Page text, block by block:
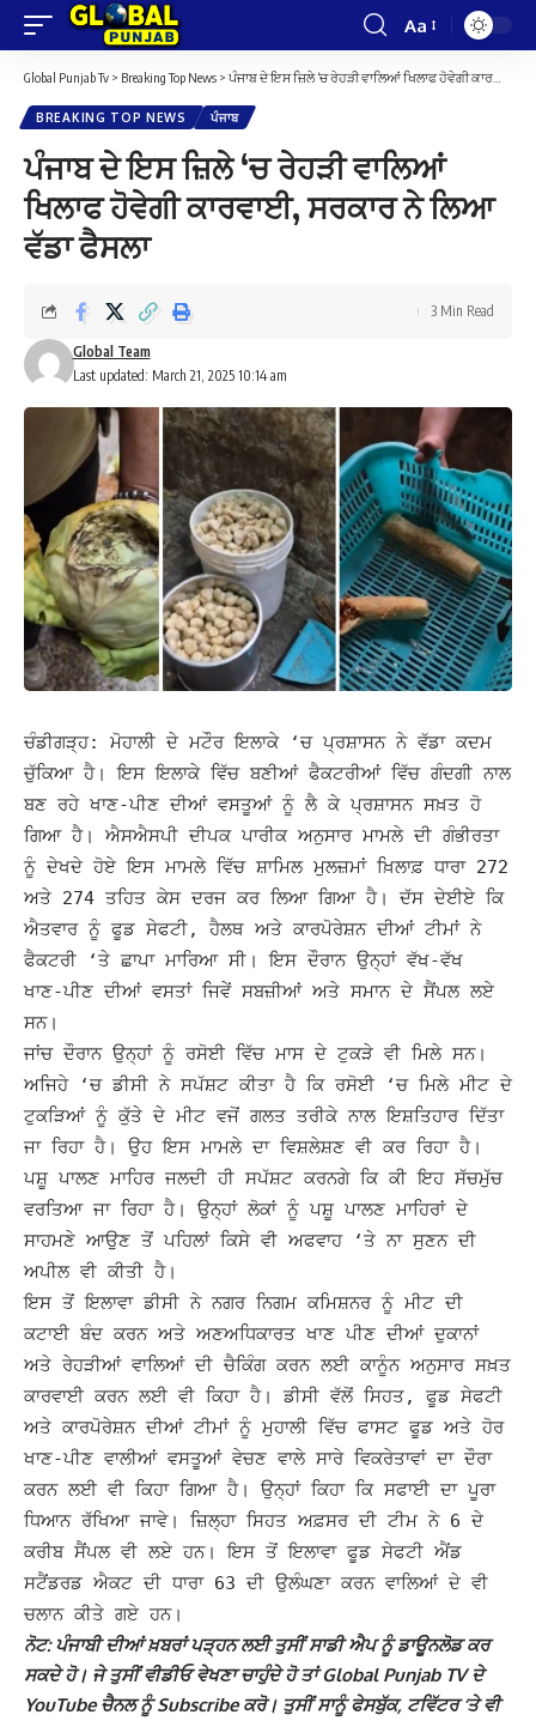
Font
Resizer
Aa
Global Punjab Tv > Breaking Top News > ਪੰਜਾਬ ਦੇ ਇਸ ਜ਼ਿਲੇ ‘ਚ ਰੇਹੜੀ ਵਾਲਿਆਂ ਖਿਲਾਫ ਹੋਵੇਗੀ ਕਾਰਵਾਈ, ਸਰਕਾਰ ਨੇ ਲਿਆ ਵੱਡਾ ਫੈਸਲਾ
BREAKING TOP NEWS ਪੰਜਾਬ
ਪੰਜਾਬ ਦੇ ਇਸ ਜ਼ਿਲੇ ‘ਚ ਰੇਹੜੀ ਵਾਲਿਆਂ
ਖਿਲਾਫ ਹੋਵੇਗੀ ਕਾਰਵਾਈ, ਸਰਕਾਰ ਨੇ ਲਿਆ
ਵੱਡਾ ਫੈਸਲਾ
Last updated: March 21, 2025 10:14 am
Global Team
3 Min Read
ਚੰਡੀਗੜ੍ਹ: ਮੋਹਾਲੀ ਦੇ ਮਟੌਰ ਇਲਾਕੇ ‘ਚ ਪ੍ਰਸ਼ਾਸਨ ਨੇ ਵੱਡਾ ਕਦਮ
ਚੁੱਕਿਆ ਹੈ। ਇਸ ਇਲਾਕੇ ਵਿੱਚ ਬਣੀਆਂ ਫੈਕਟਰੀਆਂ ਵਿੱਚ ਗੰਦਗੀ ਨਾਲ
ਬਣ ਰਹੇ ਖਾਣ-ਪੀਣ ਦੀਆਂ ਵਸਤੂਆਂ ਨੂੰ ਲੈ ਕੇ ਪ੍ਰਸ਼ਾਸਨ ਸਖ਼ਤ ਹੋ
ਗਿਆ ਹੈ। ਐਸਐਸਪੀ ਦੀਪਕ ਪਾਰੀਕ ਅਨੁਸਾਰ ਮਾਮਲੇ ਦੀ ਗੰਭੀਰਤਾ
ਨੂੰ ਦੇਖਦੇ ਹੋਏ ਇਸ ਮਾਮਲੇ ਵਿੱਚ ਸ਼ਾਮਿਲ ਮੁਲਜ਼ਮਾਂ ਖ਼ਿਲਾਫ਼ ਧਾਰਾ 272
ਅਤੇ 274 ਤਹਿਤ ਕੇਸ ਦਰਜ ਕਰ ਲਿਆ ਗਿਆ ਹੈ। ਦੱਸ ਦੇਈਏ ਕਿ
ਐਤਵਾਰ ਨੂੰ ਫੂਡ ਸੇਫਟੀ, ਹੈਲਥ ਅਤੇ ਕਾਰਪੋਰੇਸ਼ਨ ਦੀਆਂ ਟੀਮਾਂ ਨੇ
ਫੈਕਟਰੀ ‘ਤੇ ਛਾਪਾ ਮਾਰਿਆ ਸੀ। ਇਸ ਦੌਰਾਨ ਉਨ੍ਹਾਂ ਵੱਖ-ਵੱਖ
ਖਾਣ-ਪੀਣ ਦੀਆਂ ਵਸਤਾਂ ਜਿਵੇਂ ਸਬਜ਼ੀਆਂ ਅਤੇ ਸਮਾਨ ਦੇ ਸੈਂਪਲ ਲਏ
ਸਨ।
ਜਾਂਚ ਦੌਰਾਨ ਉਨ੍ਹਾਂ ਨੂੰ ਰਸੋਈ ਵਿੱਚ ਮਾਸ ਦੇ ਟੁਕੜੇ ਵੀ ਮਿਲੇ ਸਨ।
ਅਜਿਹੇ ‘ਚ ਡੀਸੀ ਨੇ ਸਪੱਸ਼ਟ ਕੀਤਾ ਹੈ ਕਿ ਰਸੋਈ ‘ਚ ਮਿਲੇ ਮੀਟ ਦੇ
ਟੁਕੜਿਆਂ ਨੂੰ ਕੁੱਤੇ ਦੇ ਮੀਟ ਵਜੋਂ ਗਲਤ ਤਰੀਕੇ ਨਾਲ ਇਸ਼ਤਿਹਾਰ ਦਿੱਤਾ
ਜਾ ਰਿਹਾ ਹੈ। ਉਹ ਇਸ ਮਾਮਲੇ ਦਾ ਵਿਸ਼ਲੇਸ਼ਣ ਵੀ ਕਰ ਰਿਹਾ ਹੈ।
ਪਸ਼ੂ ਪਾਲਣ ਮਾਹਿਰ ਜਲਦੀ ਹੀ ਸਪੱਸ਼ਟ ਕਰਨਗੇ ਕਿ ਕੀ ਇਹ ਸੱਚਮੁੱਚ
ਵਰਤਿਆ ਜਾ ਰਿਹਾ ਹੈ। ਉਨ੍ਹਾਂ ਲੋਕਾਂ ਨੂੰ ਪਸ਼ੂ ਪਾਲਣ ਮਾਹਿਰਾਂ ਦੇ
ਸਾਹਮਣੇ ਆਉਣ ਤੋਂ ਪਹਿਲਾਂ ਕਿਸੇ ਵੀ ਅਫਵਾਹ ‘ਤੇ ਨਾ ਸੁਣਨ ਦੀ
ਅਪੀਲ ਵੀ ਕੀਤੀ ਹੈ।
ਇਸ ਤੋਂ ਇਲਾਵਾ ਡੀਸੀ ਨੇ ਨਗਰ ਨਿਗਮ ਕਮਿਸ਼ਨਰ ਨੂੰ ਮੀਟ ਦੀ
ਕਟਾਈ ਬੰਦ ਕਰਨ ਅਤੇ ਅਣਅਧਿਕਾਰਤ ਖਾਣ ਪੀਣ ਦੀਆਂ ਦੁਕਾਨਾਂ
ਅਤੇ ਰੇਹੜੀਆਂ ਵਾਲਿਆਂ ਦੀ ਚੈਕਿੰਗ ਕਰਨ ਲਈ ਕਾਨੂੰਨ ਅਨੁਸਾਰ ਸਖ਼ਤ
ਕਾਰਵਾਈ ਕਰਨ ਲਈ ਵੀ ਕਿਹਾ ਹੈ। ਡੀਸੀ ਵੱਲੋਂ ਸਿਹਤ, ਫੂਡ ਸੇਫਟੀ
ਅਤੇ ਕਾਰਪੋਰੇਸ਼ਨ ਦੀਆਂ ਟੀਮਾਂ ਨੂੰ ਮੁਹਾਲੀ ਵਿੱਚ ਫਾਸਟ ਫੂਡ ਅਤੇ ਹੋਰ
ਖਾਣ-ਪੀਣ ਵਾਲੀਆਂ ਵਸਤੂਆਂ ਵੇਚਣ ਵਾਲੇ ਸਾਰੇ ਵਿਕਰੇਤਾਵਾਂ ਦਾ ਦੌਰਾ
ਕਰਨ ਲਈ ਵੀ ਕਿਹਾ ਗਿਆ ਹੈ। ਉਨ੍ਹਾਂ ਕਿਹਾ ਕਿ ਸਫਾਈ ਦਾ ਪੂਰਾ
ਧਿਆਨ ਰੱਖਿਆ ਜਾਵੇ। ਜ਼ਿਲ੍ਹਾ ਸਿਹਤ ਅਫ਼ਸਰ ਦੀ ਟੀਮ ਨੇ 6 ਦੇ
ਕਰੀਬ ਸੈਂਪਲ ਵੀ ਲਏ ਹਨ।ਇਸ ਤੋਂ ਇਲਾਵਾ ਫੂਡ ਸੇਫਟੀ ਐਂਡ
ਸਟੈਂਡਰਡ ਐਕਟ ਦੀ ਧਾਰਾ 63 ਦੀ ਉਲੰਘਣਾ ਕਰਨ ਵਾਲਿਆਂ ਦੇ ਵੀ
ਚਲਾਨ ਕੀਤੇ ਗਏ ਹਨ।
ਨੋਟ: ਪੰਜਾਬੀ ਦੀਆਂ ਖ਼ਬਰਾਂ ਪੜ੍ਹਨ ਲਈ ਤੁਸੀਂ ਸਾਡੀ ਐਪ ਨੂੰ ਡਾਊਨਲੋਡ ਕਰ
ਸਕਦੇ ਹੋ। ਜੇ ਤੁਸੀਂ ਵੀਡੀਓ ਵੇਖਣਾ ਚਾਹੁੰਦੇ ਹੋ ਤਾਂ Global Punjab TV ਦੇ
YouTube ਚੈਨਲ ਨੂੰ Subscribe ਕਰੋ। ਤੁਸੀਂ ਸਾਨੂੰ ਫੇਸਬੁੱਕ, ਟਵਿੱਟਰ ‘ਤੇ ਵੀ